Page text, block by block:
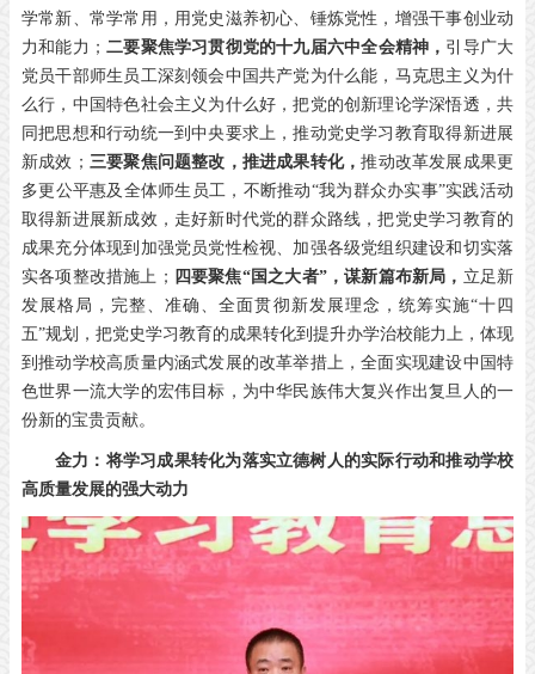
学常新、常学常用，用党史滋养初心、锤炼党性，增强干事创业动
力和能力； 二要聚焦学习贯彻党的十九届六中全会精神， 引导广大
党员干部师生员工深刻领会中国共产党为什么能，马克思主义为什
么行，中国特色社会主义为什么好，把党的创新理论学深悟透，共
同把思想和行动统一到中央要求上，推动党史学习教育取得新进展
新成效； 三要聚焦问题整改，推进成果转化，推动改革发展成果更
多更公平惠及全体师生员工，不断推动“我为群众办实事”实践活动
取得新进展新成效，走好新时代党的群众路线，把党史学习教育的
成果充分体现到加强党员党性检视、加强各级党组织建设和切实落
实各项整改措施上； 四要聚焦“国之大者”，谋新篇布新局， 立足新
发展格局，完整、准确、全面贯彻新发展理念，统筹实施“十四
五”规划，把党史学习教育的成果转化到提升办学治校能力上，体现
到推动学校高质量内涵式发展的改革举措上，全面实现建设中国特
色世界一流大学的宏伟目标，为中华民族伟大复兴作出复旦人的一
份新的宝贵贡献。
金力：将学习成果转化为落实立德树人的实际行动和推动学校
高质量发展的强大动力